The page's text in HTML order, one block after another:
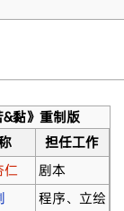
&黏》重制版
担任工作
仁
剧本
程序、立绘